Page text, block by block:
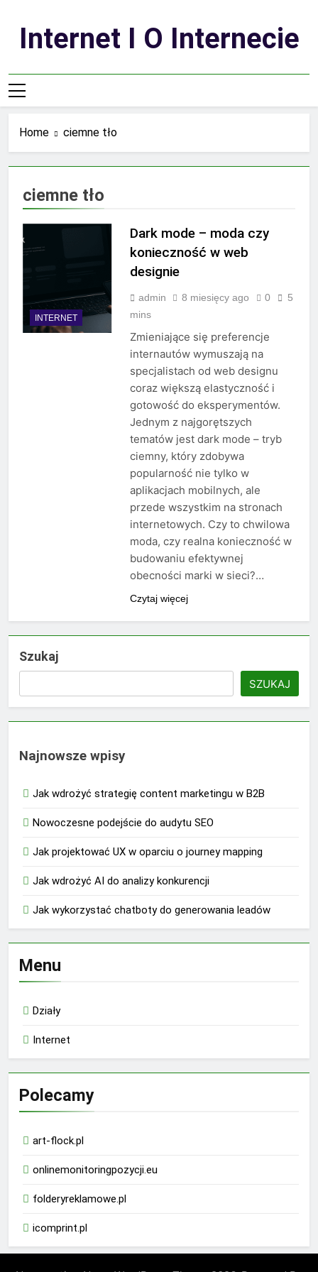
contentInternet I O Internecie
Home ciemne tło
ciemne tło
INTERNET
Dark mode – moda czy
konieczność w web
designie
admin 8 miesięcy ago 0
5
mins
Zmieniające się preferencje
internautów wymuszają na
specjalistach od web designu
coraz większą elastyczność i
gotowość do eksperymentów.
Jednym z najgorętszych
tematów jest dark mode – tryb
ciemny, który zdobywa
popularność nie tylko w
aplikacjach mobilnych, ale
przede wszystkim na stronach
internetowych. Czy to chwilowa
moda, czy realna konieczność w
budowaniu efektywnej
obecności marki w sieci?…
Czytaj więcej
Szukaj
SZUKAJ
Najnowsze wpisy
Jak wdrożyć strategię content marketingu w B2B
Nowoczesne podejście do audytu SEO
Jak projektować UX w oparciu o journey mapping
Jak wdrożyć AI do analizy konkurencji
Jak wykorzystać chatboty do generowania leadów
Menu
Działy
Internet
Polecamy
art-flock.pl
onlinemonitoringpozycji.eu
folderyreklamowe.pl
icomprint.pl